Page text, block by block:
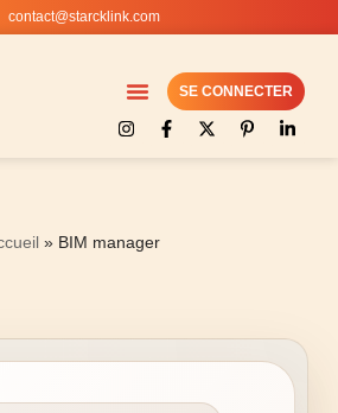
contact@starcklink.com
SE CONNECTER
» BIM manager